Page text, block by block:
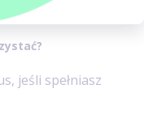
jeśli spełniasz